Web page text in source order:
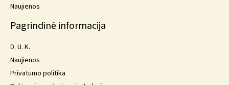
Naujienos
Pagrindinė informacija
D. U. K.
Naujienos
Privatumo politika